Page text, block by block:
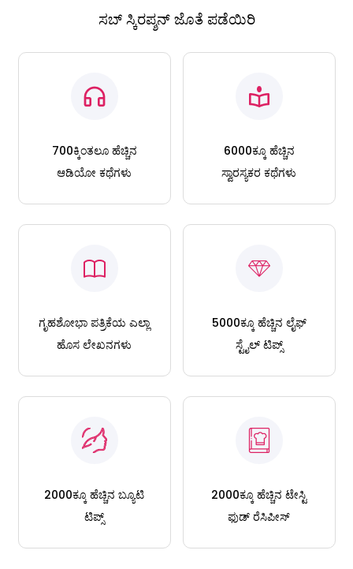
ಸಬ್ ಸ್ಕಿರಪ್ಶನ್ ಜೊತೆ ಪಡೆಯಿರಿ
700ಕ್ಕಿಂತಲೂ ಹೆಚ್ಚಿನ
ಆಡಿಯೋ ಕಥೆಗಳು
6000ಕ್ಕೂ ಹೆಚ್ಚಿನ
ಸ್ವಾರಸ್ಯಕರ ಕಥೆಗಳು
ಗೃಹಶೋಭಾ ಪತ್ರಿಕೆಯ ಎಲ್ಲಾ
ಹೊಸ ಲೇಖನಗಳು
5000ಕ್ಕೂ ಹೆಚ್ಚಿನ ಲೈಫ್
ಸ್ಟೈಲ್ ಟಿಪ್ಸ್
2000ಕ್ಕೂ ಹೆಚ್ಚಿನ ಬ್ಯೂಟಿ
ಟಿಪ್ಸ್
2000ಕ್ಕೂ ಹೆಚ್ಚಿನ ಟೇಸ್ಟಿ
ಫುಡ್ ರೆಸಿಪೀಸ್